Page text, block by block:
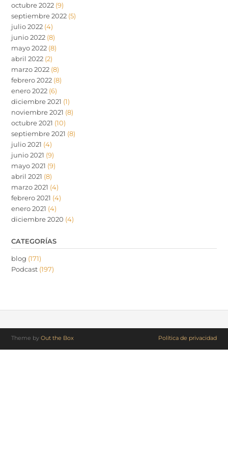
octubre 2022 (9)
septiembre 2022 (5)
julio 2022 (4)
junio 2022 (8)
mayo 2022 (8)
abril 2022 (2)
marzo 2022 (8)
febrero 2022 (8)
enero 2022 (6)
diciembre 2021 (1)
noviembre 2021 (8)
octubre 2021 (10)
septiembre 2021 (8)
julio 2021 (4)
junio 2021 (9)
mayo 2021 (9)
abril 2021 (8)
marzo 2021 (4)
febrero 2021 (4)
enero 2021 (4)
diciembre 2020 (4)
CATEGORÍAS
blog (171)
Podcast (197)
Theme by Out the Box Política de privacidad